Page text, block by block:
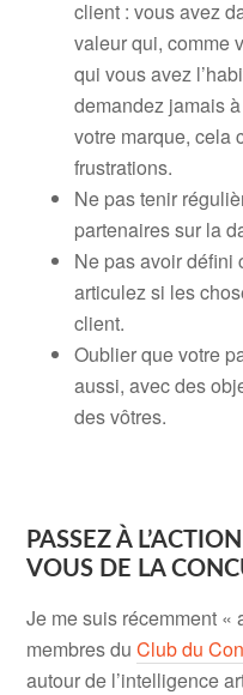
client : vous avez
valeur qui, comme
qui vous avez
demandez jamais
votre marque, cela
frustrations.
Ne pas tenir
partenaires sur la
Ne pas avoir défini
articulez si les
client.
Oublier que votre
aussi, avec des
des vôtres.
PASSEZ À
VOUS DE LA
Je me suis récemment «
membres duClub du
autour de l’intelligence